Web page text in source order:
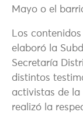
Mayo o el
Los
elaboró la
Secretaría
distintos
activistas de la
realizó la